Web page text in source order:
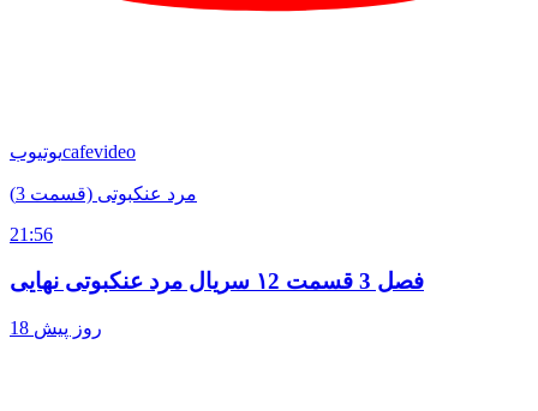
یوتیوبcafevideo
مرد عنکبوتی (قسمت 3)
21:56
فصل 3 قسمت ۱2 سریال مرد عنکبوتی نهایی
18 روز پیش